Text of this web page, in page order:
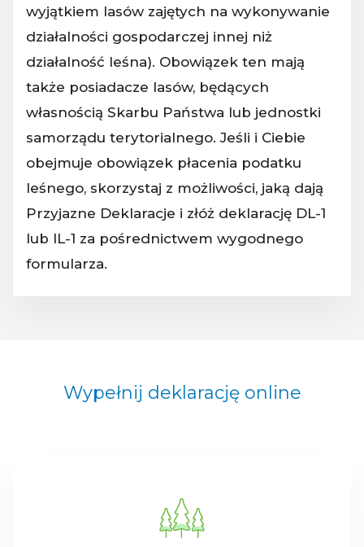
wyjątkiem lasów zajętych na wykonywanie
działalności gospodarczej innej niż
działalność leśna). Obowiązek ten mają
także posiadacze lasów, będących
własnością Skarbu Państwa lub jednostki
samorządu terytorialnego. Jeśli i Ciebie
obejmuje obowiązek płacenia podatku
leśnego, skorzystaj z możliwości, jaką dają
Przyjazne Deklaracje i złóż deklarację DL-1
lub IL-1 za pośrednictwem wygodnego
formularza.
Wypełnij deklarację online